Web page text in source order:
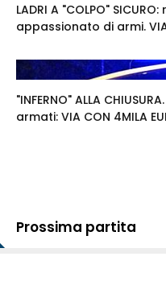
LADRI A "COLPO"
appassionato di armi. VIA
"INFERNO" ALLA
armati: VIA CON 4MILA
Prossima partita